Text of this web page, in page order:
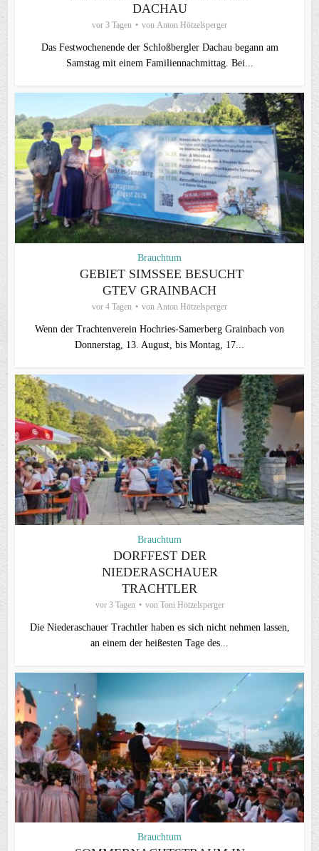
ACHAU
vor 3 Tagen von Anton Hötzelsperger
Das Festwochenende der Schloßbergler Dachau begann am
Samstag mit einem Familiennachmittag. Bei...
Brauchtum
GEBIET SIMSSEE BESUCHT
GTEV GRAINBACH
vor 4 Tagen von Anton Hötzelsperger
Wenn der Trachtenverein Hochries-Samerberg Grainbach von
Donnerstag, 13. August, bis Montag, 17...
Brauchtum
DORFFEST DER
NIEDERASCHAUER
TRACHTLER
vor 3 Tagen von Toni Hötzelsperger
Die Niederaschauer Trachtler haben es sich nicht nehmen lassen,
an einem der heißesten Tage des...
Brauchtum